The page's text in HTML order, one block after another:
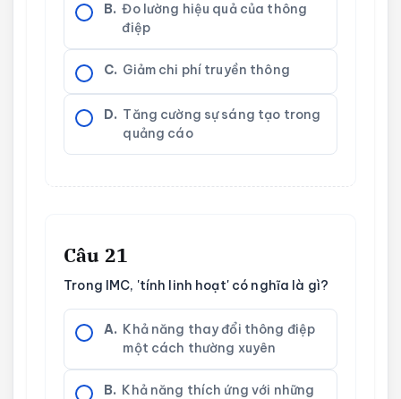
B. Đo lường hiệu quả của thông
điệp
C. Giảm chi phí truyền thông
D. Tăng cường sự sáng tạo trong
quảng cáo
Câu 21
Trong IMC, 'tính linh hoạt' có nghĩa là gì?
A. Khả năng thay đổi thông điệp
một cách thường xuyên
B. Khả năng thích ứng với những